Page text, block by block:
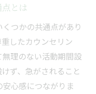
チェックポイン
相談所の選定法
えたい満足度の条
所の満足度基準
とは
つかの共通点があり
したカウンセリン
理のない活動期間設
ず、急がされること
心感につながりま